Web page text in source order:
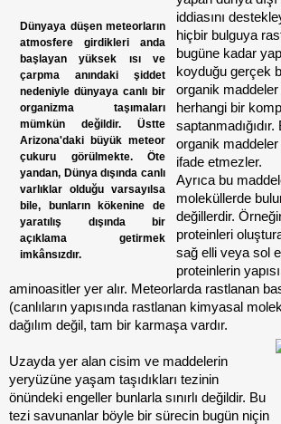
Dünyaya düşen meteorların
atmosfere girdikleri anda
başlayan yüksek ısı ve
çarpma anındaki şiddet
nedeniyle dünyaya canlı bir
organizma taşımaları
mümkün değildir. Üstte
Arizona'daki büyük meteor
çukuru görülmekte. Öte
yandan, Dünya dışında canlı
varlıklar olduğu varsayılsa
bile, bunların kökenine de
yaratılış dışında bir
açıklama getirmek
imkânsızdır.
iddiasını
hiçbir bulguya
bugüne kadar
koyduğu gerçek
organik maddeler
herhangi bir
organik maddeler
ifade etmezler.
Ayrıca bu
moleküllerde
değillerdir.
proteinleri
sağ elli veya sol
proteinlerin
aminoasitler yer alır. Meteorlarda rastlanan
(canlıların yapısında rastlanan kimyasal
dağılım değil, tam bir karmaşa vardır.
Uzayda yer alan cisim ve maddelerin
yeryüzüne yaşam taşıdıkları tezinin
önündeki engeller bunlarla sınırlı değildir. Bu
tezi savunanlar böyle bir sürecin bugün niçin